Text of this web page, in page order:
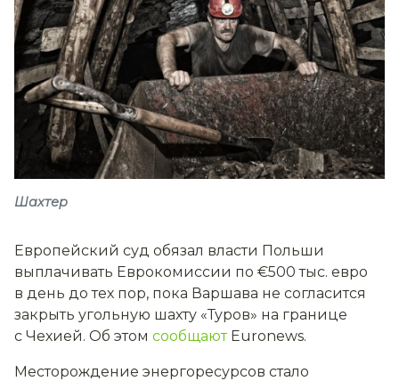
Шахтер
Европейский суд обязал власти Польши
выплачивать Еврокомиссии по €500 тыс. евро
в день до тех пор, пока Варшава не согласится
закрыть угольную шахту «Туров» на границе
с Чехией. Об этом сообщаютEuronews.
Месторождение энергоресурсов стало